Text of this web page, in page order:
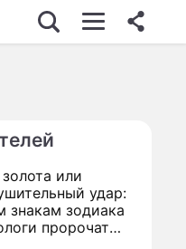
или
удар:
знакам зодиака
пророчат